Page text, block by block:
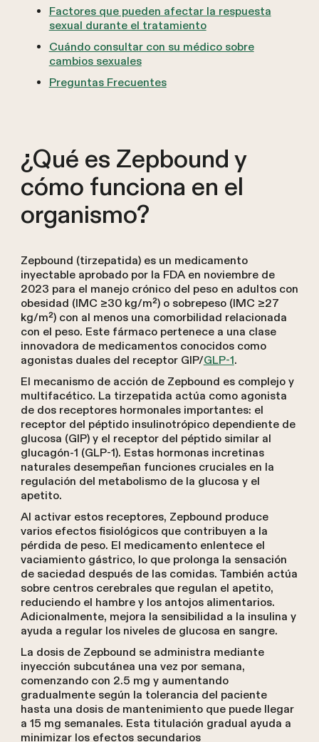
Factores que pueden afectar la respuesta
sexual durante el tratamiento
Cuándo consultar con su médico sobre
cambios sexuales
Preguntas Frecuentes
¿Qué es Zepbound y
cómo funciona en el
organismo?
Zepbound (tirzepatida) es un medicamento
inyectable aprobado por la FDA en noviembre de
2023 para el manejo crónico del peso en adultos con
obesidad (IMC ≥30 kg/m²) o sobrepeso (IMC ≥27
kg/m²) con al menos una comorbilidad relacionada
con el peso. Este fármaco pertenece a una clase
innovadora de medicamentos conocidos como
agonistas duales del receptor GIP/GLP-1.
El mecanismo de acción de Zepbound es complejo y
multifacético. La tirzepatida actúa como agonista
de dos receptores hormonales importantes: el
receptor del péptido insulinotrópico dependiente de
glucosa (GIP) y el receptor del péptido similar al
glucagón-1 (GLP-1). Estas hormonas incretinas
naturales desempeñan funciones cruciales en la
regulación del metabolismo de la glucosa y el
apetito.
Al activar estos receptores, Zepbound produce
varios efectos fisiológicos que contribuyen a la
pérdida de peso. El medicamento enlentece el
vaciamiento gástrico, lo que prolonga la sensación
de saciedad después de las comidas. También actúa
sobre centros cerebrales que regulan el apetito,
reduciendo el hambre y los antojos alimentarios.
Adicionalmente, mejora la sensibilidad a la insulina y
ayuda a regular los niveles de glucosa en sangre.
La dosis de Zepbound se administra mediante
inyección subcutánea una vez por semana,
comenzando con 2.5 mg y aumentando
gradualmente según la tolerancia del paciente
hasta una dosis de mantenimiento que puede llegar
a 15 mg semanales. Esta titulación gradual ayuda a
minimizar los efectos secundarios